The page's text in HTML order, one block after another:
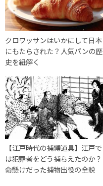
クロワッサンはいかにして日本
にもたらされた？人気パンの歴
史を紐解く
【江戸時代の捕縛道具】江戸で
は犯罪者をどう捕らえたのか？
命懸けだった捕物出役の全貌